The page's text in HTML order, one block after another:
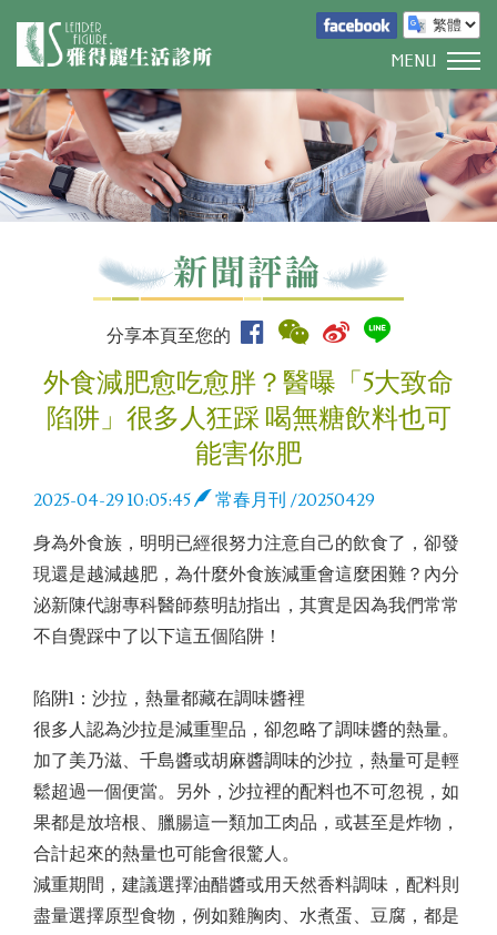
MENU
分享本頁至您的
外食減肥愈吃愈胖？醫曝「5大致命
陷阱」很多人狂踩 喝無糖飲料也可
能害你肥
2025-04-29 10:05:45
常春月刊 /20250429
身為外食族，明明已經很努力注意自己的飲食了，卻發
現還是越減越肥，為什麼外食族減重會這麼困難？內分
泌新陳代謝專科醫師蔡明劼指出，其實是因為我們常常
不自覺踩中了以下這五個陷阱！
陷阱1：沙拉，熱量都藏在調味醬裡
很多人認為沙拉是減重聖品，卻忽略了調味醬的熱量。
加了美乃滋、千島醬或胡麻醬調味的沙拉，熱量可是輕
鬆超過一個便當。另外，沙拉裡的配料也不可忽視，如
果都是放培根、臘腸這一類加工肉品，或甚至是炸物，
合計起來的熱量也可能會很驚人。
減重期間，建議選擇油醋醬或用天然香料調味，配料則
盡量選擇原型食物，例如雞胸肉、水煮蛋、豆腐，都是